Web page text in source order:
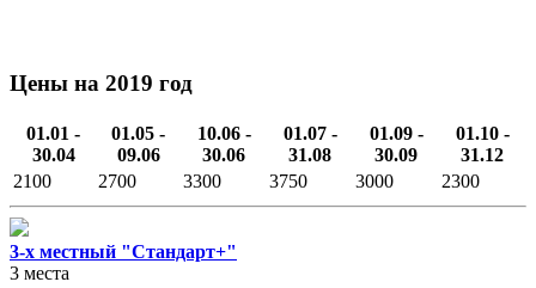
Цены на 2019 год
01.01 -
30.04
01.05 -
09.06
10.06 -
30.06
01.07 -
31.08
01.09 -
30.09
01.10 -
31.12
2100
2700 3300 3750 3000 2300
3-х местный "Стандарт+"
3 места